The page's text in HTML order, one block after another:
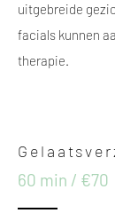
uitgebreide
facials kunnen
therapie.
60 min / €70